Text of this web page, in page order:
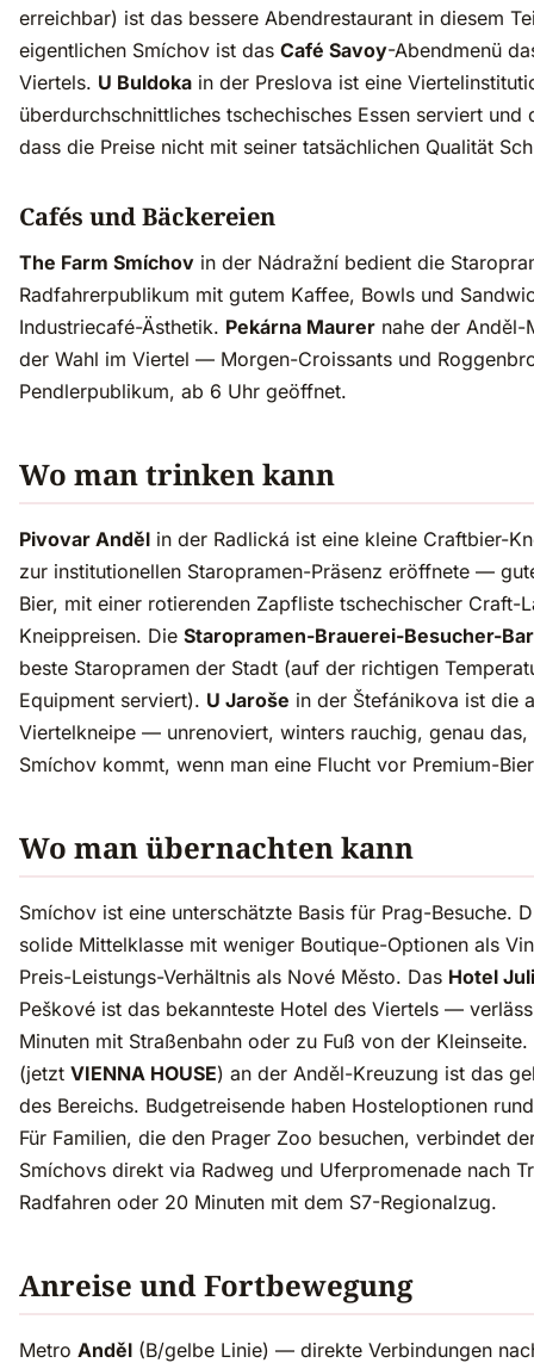
erreichbar) ist das bessere Abendrestaurant in diesem
eigentlichen Smíchov ist das Café Savoy-Abendmenü
Viertels. U Buldoka in der Preslova ist eine
überdurchschnittliches tschechisches Essen serviert und
dass die Preise nicht mit seiner tatsächlichen Qualität
Cafés und Bäckereien
The Farm Smíchov in der Nádražní bedient die
Radfahrerpublikum mit gutem Kaffee, Bowls und
Industriecafé-Ästhetik. Pekárna Maurer nahe der Anděl-
der Wahl im Viertel — Morgen-Croissants und
Pendlerpublikum, ab 6 Uhr geöffnet.
Wo man trinken kann
Pivovar Anděl in der Radlická ist eine kleine Craftbier-
zur institutionellen Staropramen-Präsenz eröffnete —
Bier, mit einer rotierenden Zapfliste tschechischer Craft-
Kneippreisen. Die Staropramen-Brauerei-Besucher-Bar
beste Staropramen der Stadt (auf der richtigen
Equipment serviert). U Jaroše in der Štefánikova ist die
Viertelkneipe — unrenoviert, winters rauchig, genau
Smíchov kommt, wenn man eine Flucht vor Premium-
Wo man übernachten kann
Smíchov ist eine unterschätzte Basis für Prag-Besuche.
solide Mittelklasse mit weniger Boutique-Optionen als
Preis-Leistungs-Verhältnis als Nové Město. Das Hotel
Peškové ist das bekannteste Hotel des Viertels —
Minuten mit Straßenbahn oder zu Fuß von der Kleinseite.
(jetzt VIENNA HOUSE) an der Anděl-Kreuzung ist das
des Bereichs. Budgetreisende haben Hosteloptionen
Für Familien, die den Prager Zoo besuchen, verbindet
Smíchovs direkt via Radweg und Uferpromenade nach
Radfahren oder 20 Minuten mit dem S7-Regionalzug.
Anreise und Fortbewegung
Metro Anděl (B/gelbe Linie) — direkte Verbindungen